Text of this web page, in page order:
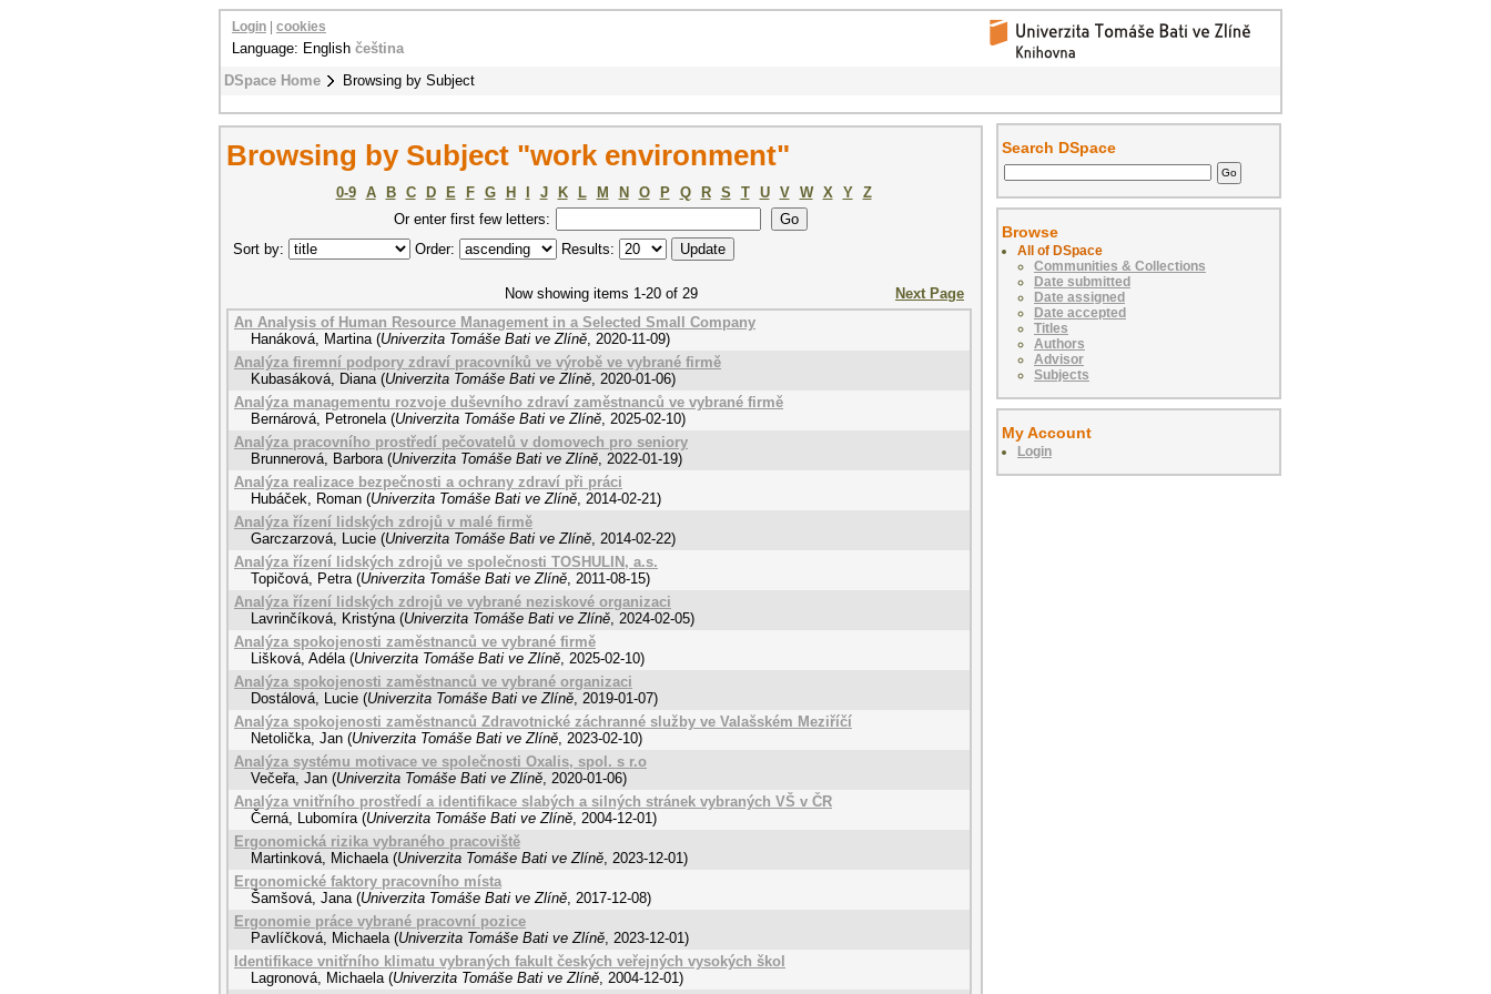
DSpace Home Browsing by Subject
Login cookies
Language: English čeština
Browsing by Subject "work environment"
0-9 A B C D E F G H J K L M N O P Q R S T U V W X Y
Z
Or enter first few letters:
Sort by:
Order: Results:
Now showing items 1-20 of 29
Next Page
An Analysis of Human Resource Management in a Selected Small Company
Hanáková, Martina (Univerzita Tomáše Bati ve Zlíně, 2020-11-09)
Analýza firemní podpory zdraví pracovníků ve výrobě ve vybrané firmě
Kubasáková, Diana (Univerzita Tomáše Bati ve Zlíně, 2020-01-06)
Analýza managementu rozvoje duševního zdraví zaměstnanců ve vybrané firmě
Bernárová, Petronela (Univerzita Tomáše Bati ve Zlíně, 2025-02-10)
Analýza pracovního prostředí pečovatelů v domovech pro seniory
Brunnerová, Barbora (Univerzita Tomáše Bati ve Zlíně, 2022-01-19)
Analýza realizace bezpečnosti a ochrany zdraví při práci
Hubáček, Roman (Univerzita Tomáše Bati ve Zlíně, 2014-02-21)
Analýza řízení lidských zdrojů v malé firmě
Garczarzová, Lucie (Univerzita Tomáše Bati ve Zlíně, 2014-02-22)
Analýza řízení lidských zdrojů ve společnosti TOSHULIN, a.s.
Topičová, Petra (Univerzita Tomáše Bati ve Zlíně, 2011-08-15)
Analýza řízení lidských zdrojů ve vybrané neziskové organizaci
Lavrinčíková, Kristýna (Univerzita Tomáše Bati ve Zlíně, 2024-02-05)
Analýza spokojenosti zaměstnanců ve vybrané firmě
Lišková, Adéla (Univerzita Tomáše Bati ve Zlíně, 2025-02-10)
Analýza spokojenosti zaměstnanců ve vybrané organizaci
Dostálová, Lucie (Univerzita Tomáše Bati ve Zlíně, 2019-01-07)
Analýza spokojenosti zaměstnanců Zdravotnické záchranné služby ve Valašském Meziříčí
Netolička, Jan (Univerzita Tomáše Bati ve Zlíně, 2023-02-10)
Analýza systému motivace ve společnosti Oxalis, spol. s r.o
Večeřa, Jan (Univerzita Tomáše Bati ve Zlíně, 2020-01-06)
Analýza vnitřního prostředí a identifikace slabých a silných stránek vybraných VŠ v ČR
Černá, Lubomíra (Univerzita Tomáše Bati ve Zlíně, 2004-12-01)
Ergonomická rizika vybraného pracoviště
Martinková, Michaela (Univerzita Tomáše Bati ve Zlíně, 2023-12-01)
Ergonomické faktory pracovního místa
Šamšová, Jana (Univerzita Tomáše Bati ve Zlíně, 2017-12-08)
Ergonomie práce vybrané pracovní pozice
Pavlíčková, Michaela (Univerzita Tomáše Bati ve Zlíně, 2023-12-01)
Identifikace vnitřního klimatu vybraných fakult českých veřejných vysokých škol
Lagronová, Michaela (Univerzita Tomáše Bati ve Zlíně, 2004-12-01)
Search DSpace
Browse
All of DSpace
Communities & Collections
Date submitted
Date assigned
Date accepted
Titles
Authors
Advisor
Subjects
My Account
Login